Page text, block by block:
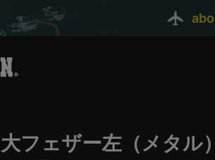
大フェザー左（メタル